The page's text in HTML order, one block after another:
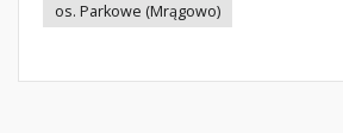
os. Parkowe (Mrągowo)